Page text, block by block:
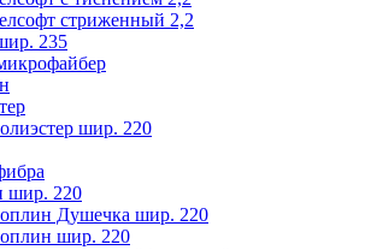
стриженный 2,2
235
шир. 220
шир. 220
Душечка шир. 220
шир. 220